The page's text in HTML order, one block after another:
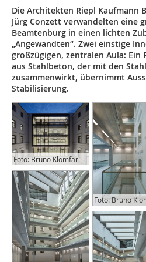
Die Architekten Riepl Kaufmann
Jürg Conzett verwandelten eine
Beamtenburg in einen lichten
„Angewandten“. Zwei einstige
großzügigen, zentralen Aula: Ein
aus Stahlbeton, der mit den
zusammenwirkt, übernimmt
Stabilisierung.
Foto: Bruno Klomfar
Foto: Bruno